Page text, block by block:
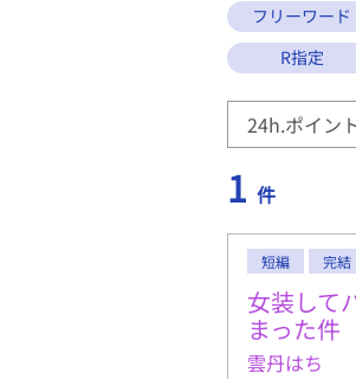
フリーワード
R指定
1 件
短編 完結
女装して
まった件
雲丹はち